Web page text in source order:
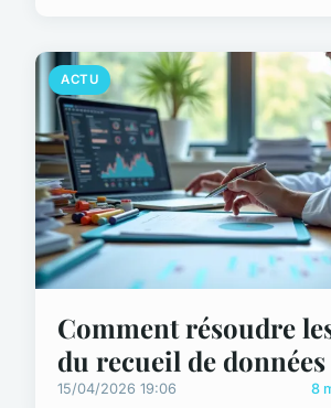
ACTU
Comment résoudre
du recueil de données
15/04/2026 19:06 8